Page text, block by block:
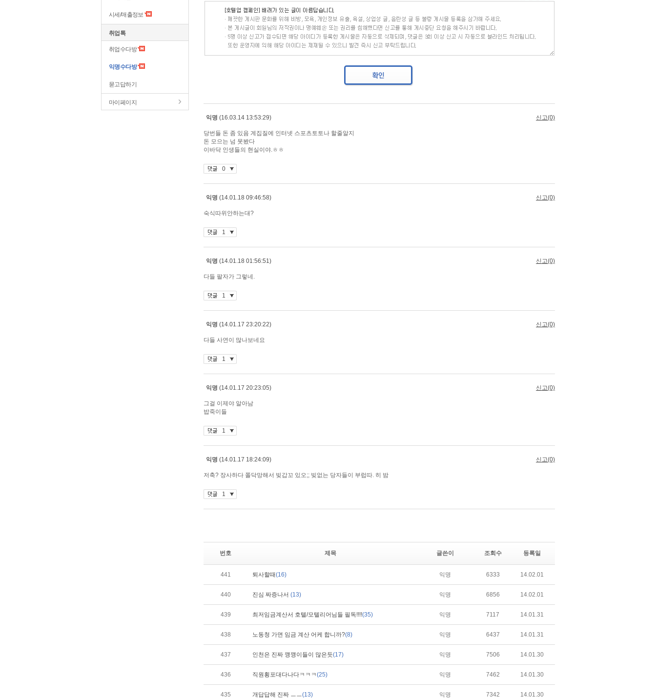
시세/매출정보
취업톡
취업수다방
익명수다방
묻고답하기
마이페이지
번호 제목 글쓴이 조회수 등록일
441 퇴사할때(16) 익명 6333 14.02.01
440 진심 짜증나서 (13) 익명 6856 14.02.01
439 최저임금계산서 호텔/모텔리어님들 필독!!!!(35) 익명 7117 14.01.31
438 노동청 가면 임금 계산 어케 합니까?(8) 익명 6437 14.01.31
437 인천은 진짜 깽깽이들이 많은듯(17) 익명 7506 14.01.30
436 직원횡포대다나다ㅋㅋㅋ(25) 익명 7462 14.01.30
435 개답답해 진짜 ㅡㅡ(13) 익명 7342 14.01.30